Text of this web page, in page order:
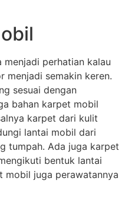
perhatian kalau
menjadi semakin keren.
sesuai dengan
bahan karpet mobil
karpet dari kulit
lantai mobil dari
tumpah. Ada juga karpet
bentuk lantai
mobil juga perawatannya